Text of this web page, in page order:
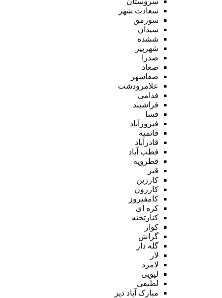
سعادت شهر
سورمق
سیدان
ششده
شهرپیر
صدرا
صغاد
صفاشهر
علامرودشت
فدامی
فراشبند
فسا
فیروزآباد
قائمیه
قادرآباد
قطب آباد
قطرویه
قیر
کارزین
کازرون
کامفیروز
کره ای
کنارتخته
کوار
گراش
گله دار
لار
لامرد
لپویی
لطیفی
مبارک آباد دیز